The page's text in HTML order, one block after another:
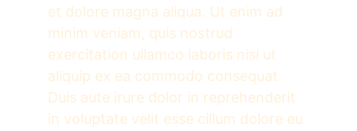
et dolore magna aliqua. Ut enim ad
minim veniam, quis nostrud
exercitation ullamco laboris nisi ut
aliquip ex ea commodo consequat.
Duis aute irure dolor in reprehenderit
in voluptate velit esse cillum dolore eu